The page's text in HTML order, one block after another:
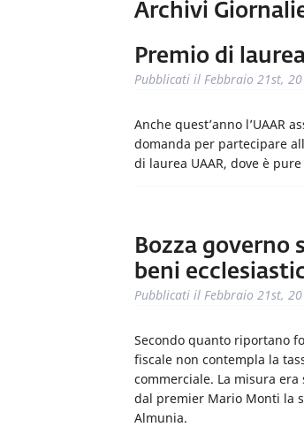
Archivi
Premio di
Pubblicati il Febbraio 21st,
Anche quest’anno l’UAAR
domanda per partecipare
di laurea UAAR, dove è
Bozza governo
beni
Pubblicati il Febbraio 21st,
Secondo quanto riportano
fiscale non contempla la
commerciale. La misura
dal premier Mario Monti la
Almunia.